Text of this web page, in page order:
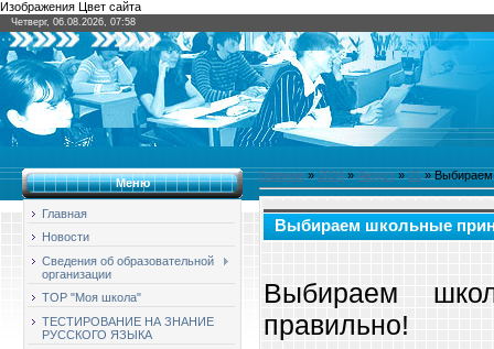
Изображения Цвет сайта
Четверг, 06.08.2026, 07:58
Меню
Главная
Новости
Сведения об образовательной
организации
ТОР "Моя школа"
ТЕСТИРОВАНИЕ НА ЗНАНИЕ
РУССКОГО ЯЗЫКА
Главная»2024 » Август » 21» Выбираем
Выбираем школьные
Выбираем
правильно!